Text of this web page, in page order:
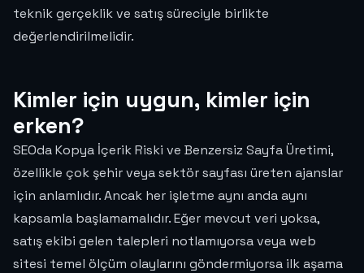
teknik gerçeklik ve satış süreciyle birlikte
değerlendirilmelidir.
Kimler için uygun, kimler için
erken?
SEOda Kopya İçerik Riski ve Benzersiz Sayfa Üretimi,
özellikle çok şehir veya sektör sayfası üreten ajanslar
için anlamlıdır. Ancak her işletme aynı anda aynı
kapsamla başlamamalıdır. Eğer mevcut veri yoksa,
satış ekibi gelen talepleri notlamıyorsa veya web
sitesi temel ölçüm olaylarını göndermiyorsa ilk aşama